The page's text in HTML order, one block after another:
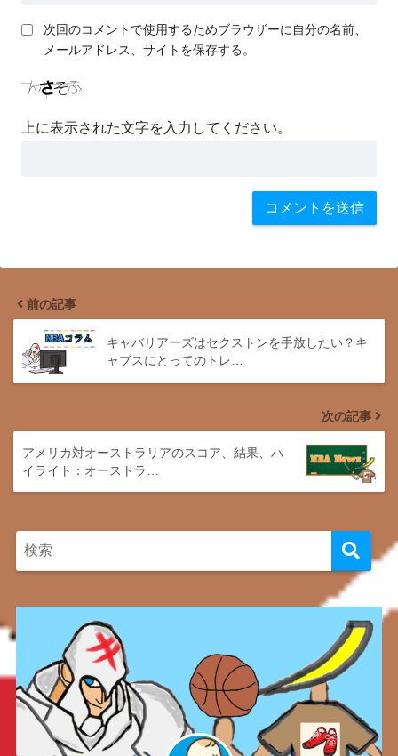
次回のコメントで使用するためブラウザーに自分の名前、
メールアドレス、サイトを保存する。
上に表示された文字を入力してください。
前の記事
キャバリアーズはセクストンを手放したい？キ
ャブスにとってのトレ…
次の記事
アメリカ対オーストラリアのスコア、結果、ハ
イライト：オーストラ…